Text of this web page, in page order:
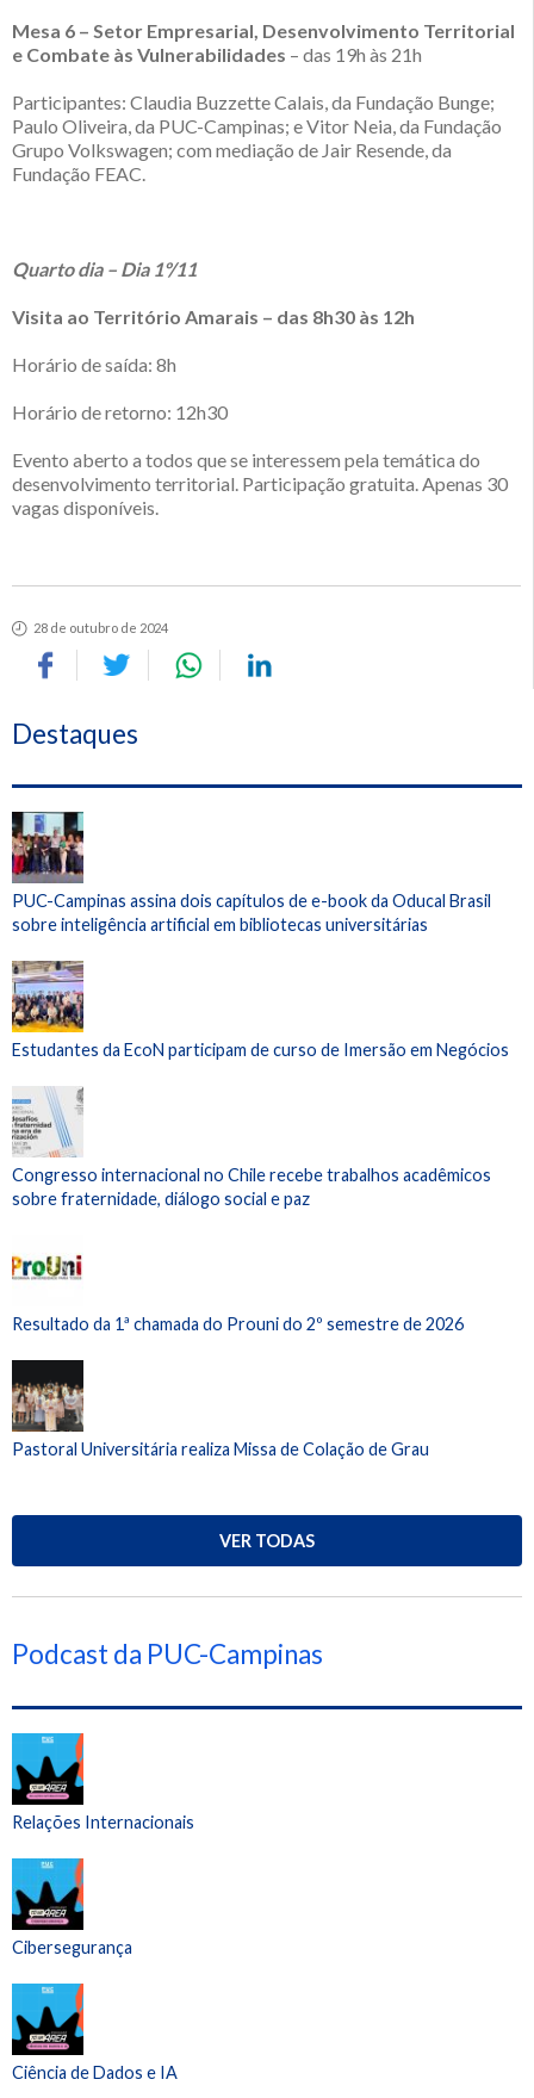
Mesa 6 – Setor Empresarial, Desenvolvimento Territorial
e Combate às Vulnerabilidades – das 19h às 21h
Participantes: Claudia Buzzette Calais, da Fundação Bunge;
Paulo Oliveira, da PUC-Campinas; e Vitor Neia, da Fundação
Grupo Volkswagen; com mediação de Jair Resende, da
Fundação FEAC.
Quarto dia – Dia 1º/11
Visita ao Território Amarais – das 8h30 às 12h
Horário de saída: 8h
Horário de retorno: 12h30
Evento aberto a todos que se interessem pela temática do
desenvolvimento territorial. Participação gratuita. Apenas 30
vagas disponíveis.
28 de outubro de 2024
Destaques
PUC-Campinas assina dois capítulos de e-book da Oducal Brasil
sobre inteligência artificial em bibliotecas universitárias
Estudantes da EcoN participam de curso de Imersão em Negócios
Congresso internacional no Chile recebe trabalhos acadêmicos
sobre fraternidade, diálogo social e paz
Resultado da 1ª chamada do Prouni do 2º semestre de 2026
Pastoral Universitária realiza Missa de Colação de Grau
VER TODAS
Podcast da PUC-Campinas
Relações Internacionais
Cibersegurança
Ciência de Dados e IA